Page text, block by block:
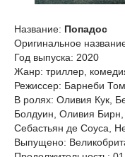
Название: Попадос
Оригинальное
Год выпуска: 2020
Жанр: триллер,
Режиссер: Барнеби
В ролях: Оливия Кук,
Болдуин, Оливия
Себастьян де Соуса,
Выпущено: